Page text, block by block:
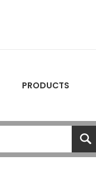
PRODUCTS